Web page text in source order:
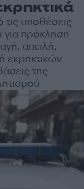
υποθέσεις
για πρόκληση
απειλή,
εκρηκτικών
της